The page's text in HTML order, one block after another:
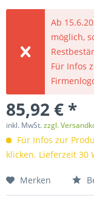
Ab
möglich,
Für Infos
85,92 € *
inkl. MwSt.zzgl.
Für Infos zur
klicken. Lieferzeit 30
Merken